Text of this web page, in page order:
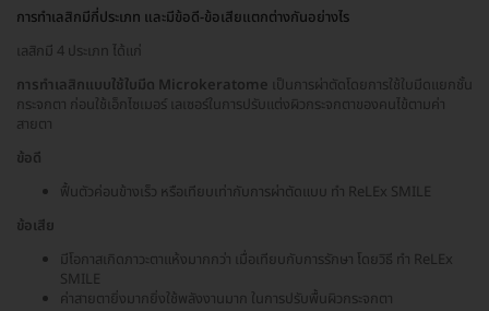
การทำเลสิกมีกี่ประเภท และมีข้อดี-ข้อเสียแตกต่างกันอย่างไร
เลสิกมี 4 ประเภท ได้แก่
การทำเลสิกแบบใช้ใบมีด Microkeratome เป็นการผ่าตัดโดยการใช้ใบมีดแยกชั้น
กระจกตา ก่อนใช้เอ็กไซเมอร์ เลเซอร์ในการปรับแต่งผิวกระจกตาของคนไข้ตามค่า
สายตา
ข้อดี
ฟื้นตัวค่อนข้างเร็ว หรือเทียบเท่ากับการผ่าตัดแบบ ทำ ReLEx SMILE
ข้อเสีย
มีโอกาสเกิดภาวะตาแห้งมากกว่า เมื่อเทียบกับการรักษา โดยวิธี ทำ ReLEx
SMILE
ค่าสายตายิ่งมากยิ่งใช้พลังงานมาก ในการปรับพื้นผิวกระจกตา